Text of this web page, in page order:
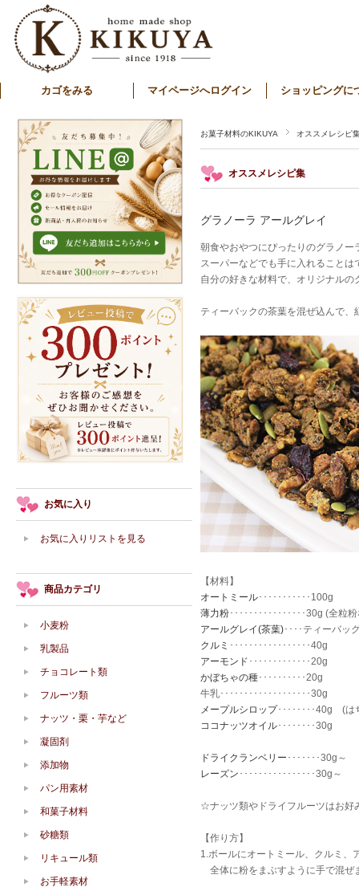
カゴをみる マイページへログイン ショッピングに
お菓子材料のKIKUYA オススメレシピ
オススメレシピ集
グラノーラ アールグレイ
朝食やおやつにぴったりのグラノー
スーパーなどでも手に入れること
自分の好きな材料で、オリジナル
ティーバックの茶葉を混ぜ込んで
【材料】
オートミール･･･････････100g
薄力粉････････････････30g (全粒
アールグレイ(茶葉)････ティーバッ
クルミ ･････････････････40g
アーモンド ･････････････20g
かぼちゃの種･･････････20g
牛乳･･･････････････････30g
メープルシロップ････････40g (は
ココナッツオイル････････30g
ドライクランベリー ･･･････30g～
レーズン ････････････････30g～
☆ナッツ類やドライフルーツはお好
【作り方】
1.ボールにオートミール、クルミ、
全体に粉をまぶすように手で混ぜ
お気に入り
お気に入りリストを見る
商品カテゴリ
小麦粉
乳製品
チョコレート類
フルーツ類
ナッツ・栗・芋など
凝固剤
添加物
パン用素材
和菓子材料
砂糖類
リキュール類
お手軽素材